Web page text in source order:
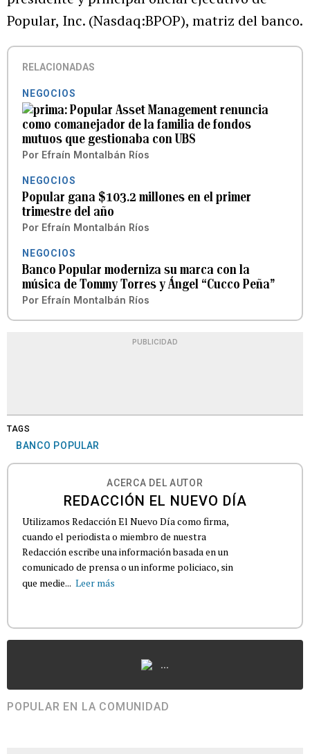
Popular, Inc. (Nasdaq:BPOP), matriz del banco.
RELACIONADAS
NEGOCIOS
Popular Asset Management renuncia
como comanejador de la familia de fondos
mutuos que gestionaba con UBS
Por Efraín Montalbán Ríos
NEGOCIOS
Popular gana $103.2 millones en el primer
trimestre del año
Por Efraín Montalbán Ríos
NEGOCIOS
Banco Popular moderniza su marca con la
música de Tommy Torres y Ángel “Cucco Peña”
Por Efraín Montalbán Ríos
PUBLICIDAD
TAGS
BANCO POPULAR
ACERCA DEL AUTOR
REDACCIÓN EL NUEVO DÍA
Utilizamos Redacción El Nuevo Día como firma,
cuando el periodista o miembro de nuestra
Redacción escribe una información basada en un
comunicado de prensa o un informe policiaco, sin
que medie... Leer más
...
POPULAR EN LA COMUNIDAD